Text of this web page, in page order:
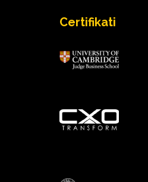
Certifikati